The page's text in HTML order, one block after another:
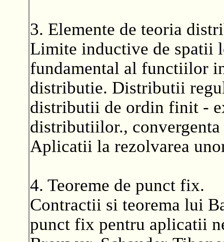
3. Elemente de teoria
Limite inductive de spatii
fundamental al functiilor
distributie. Distributii
distributii de ordin finit -
distributiilor.,
Aplicatii la rezolvarea
4. Teoreme de punct fix.
Contractii si teorema lui
punct fix pentru aplicatii